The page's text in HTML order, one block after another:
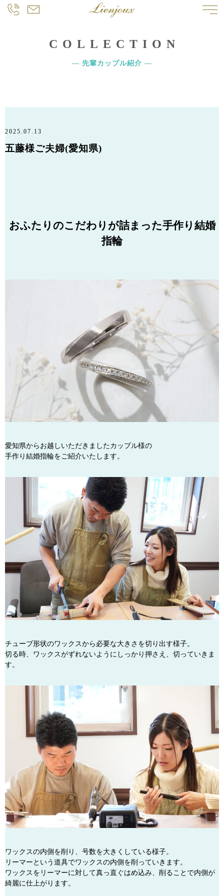
COLLECTION
― 先輩カップル紹介 ―
2025.07.13
五藤様ご夫婦(愛知県)
おふたりのこだわりが詰まった手作り結婚
指輪
愛知県からお越しいただきましたカップル様の
手作り結婚指輪をご紹介いたします。
チューブ形状のワックスから必要な大きさを切り出す様子。
切る時、ワックスがずれないようにしっかり押さえ、切っていきま
す。
ワックスの内側を削り、号数を大きくしている様子。
リーマーという道具でワックスの内側を削っていきます。
ワックスをリーマーに対して真っ直ぐはめ込み、削ることで内側が
綺麗に仕上がります。